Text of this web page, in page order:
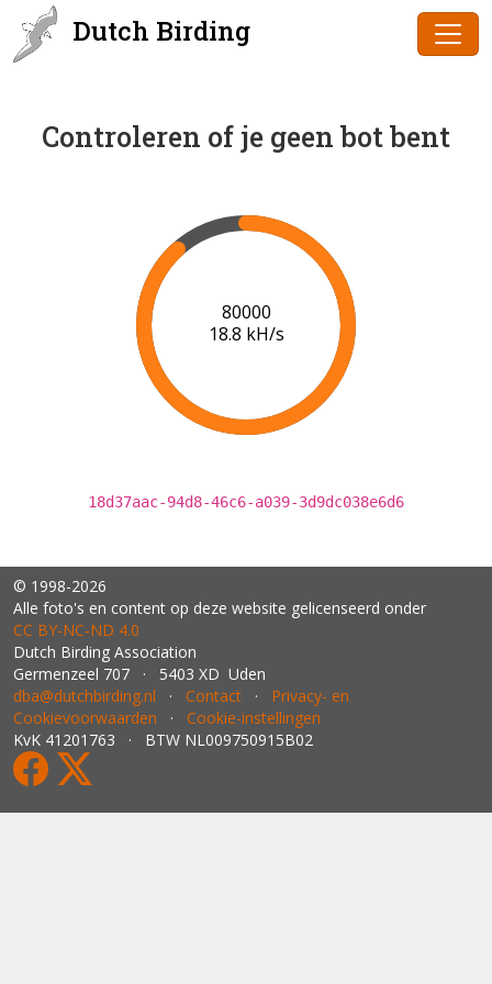
Dutch Birding
Controleren of je geen bot bent
83000
18.7 kH/s
18d37aac-94d8-46c6-a039-3d9dc038e6d6
© 1998-2026
Alle foto's en content op deze website gelicenseerd onder
CC BY‑NC‑ND 4.0
Dutch Birding Association
Germenzeel 707 · 5403 XD Uden
dba@dutchbirding.nl · Contact · Privacy- en
Cookievoorwaarden · Cookie-instellingen
KvK 41201763 · BTW NL009750915B02